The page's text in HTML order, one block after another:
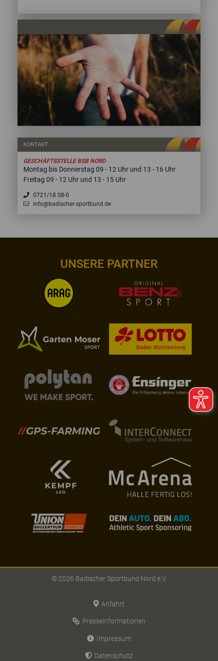
KONTAKT
GESCHÄFTSSTELLE BSB NORD
Montag bis Donnerstag 09 - 12 Uhr und 13 - 16 Uhr
Freitag 09 - 12 Uhr und 13 - 15 Uhr
0721/18 08-0
info@badischer-sportbund.de
UNSERE PARTNER
© 2026 Badischer Sportbund Nord e.V.
Anfahrt
Presseinformationen
Impressum
Datenschutz